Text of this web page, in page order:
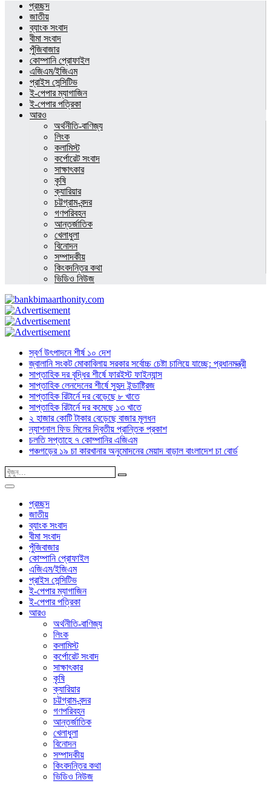
প্রচ্ছদ
জাতীয়
ব্যাংক সংবাদ
বীমা সংবাদ
পুঁজিবাজার
কোম্পানি প্রোফাইল
এজিএম/ইজিএম
প্রাইস সেন্সিটিভ
ই-পেপার ম্যাগাজিন
ই-পেপার পত্রিকা
আরও
অর্থনীতি-বাণিজ্য
লিংক
কলামিস্ট
কর্পোরেট সংবাদ
সাক্ষাৎকার
কৃষি
ক্যারিয়ার
চট্টগ্রাম-বন্দর
গণপরিবহন
আন্তর্জাতিক
খেলাধুলা
বিনোদন
সম্পাদকীয়
কিংবদন্তির কথা
ভিডিও নিউজ
স্বর্ণ উৎপাদনে শীর্ষ ১০ দেশ
জ্বালানি সংকট মোকাবিলায় সরকার সর্বোচ্চ চেষ্টা চালিয়ে যাচ্ছে: প্রধানমন্ত্রী
সাপ্তাহিক দর বৃদ্ধির শীর্ষে ফারইস্ট ফাইন্যান্স
সাপ্তাহিক লেনদেনের শীর্ষে সুহৃদ ইন্ডাষ্ট্রিজ
সাপ্তাহিক রিটার্নে দর বেড়েছে ৮ খাতে
সাপ্তাহিক রিটার্নে দর কমেছে ১৩ খাতে
২ হাজার কোটি টাকার বেড়েছে বাজার মূলধন
ন্যাশনাল ফিড মিলের দ্বিতীয় প্রান্তিক প্রকাশ
চলতি সপ্তাহে ৭ কোম্পানির এজিএম
পঞ্চগড়ের ১৯ চা কারখানার অনুমোদনের মেয়াদ বাড়াল বাংলাদেশ চা বোর্ড
প্রচ্ছদ
জাতীয়
ব্যাংক সংবাদ
বীমা সংবাদ
পুঁজিবাজার
কোম্পানি প্রোফাইল
এজিএম/ইজিএম
প্রাইস সেন্সিটিভ
ই-পেপার ম্যাগাজিন
ই-পেপার পত্রিকা
আরও
অর্থনীতি-বাণিজ্য
লিংক
কলামিস্ট
কর্পোরেট সংবাদ
সাক্ষাৎকার
কৃষি
ক্যারিয়ার
চট্টগ্রাম-বন্দর
গণপরিবহন
আন্তর্জাতিক
খেলাধুলা
বিনোদন
সম্পাদকীয়
কিংবদন্তির কথা
ভিডিও নিউজ